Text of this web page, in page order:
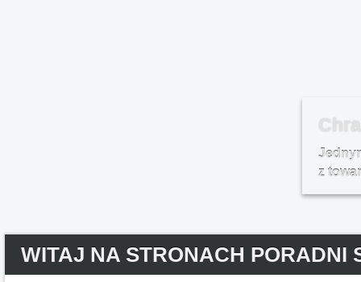
z
WITAJ NA STRONACH PORADNI